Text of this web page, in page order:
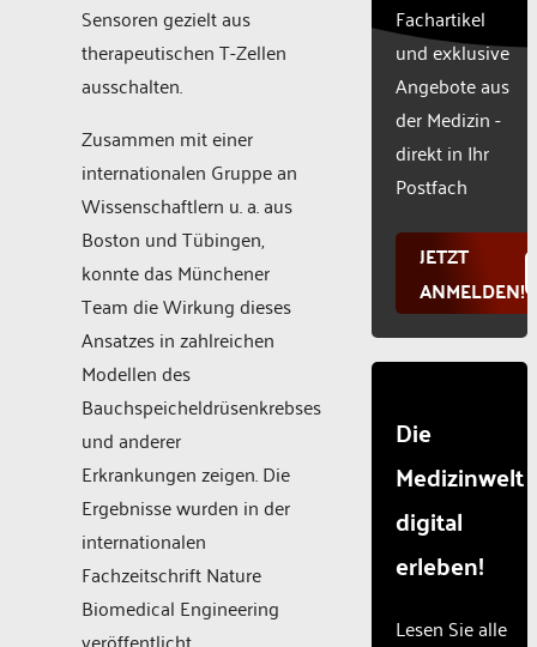
Sensoren gezielt aus
therapeutischen T-Zellen
ausschalten.
Zusammen mit einer
internationalen Gruppe an
Wissenschaftlern u. a. aus
Boston und Tübingen,
konnte das Münchener
Team die Wirkung dieses
Ansatzes in zahlreichen
Modellen des
Bauchspeicheldrüsenkrebses
und anderer
Erkrankungen zeigen. Die
Ergebnisse wurden in der
internationalen
Fachzeitschrift Nature
Biomedical Engineering
used.
Powered
Consent
Fachartikel
und exklusive
Angebote aus
der Medizin -
direkt in Ihr
Postfach
JETZT
ANMELDEN!
Die
Medizinwelt
digital
erleben!
Lesen Sie alle